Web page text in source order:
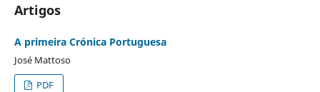
Artigos
A primeira Crónica Portuguesa
José Mattoso
PDF